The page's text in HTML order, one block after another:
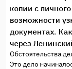
копии с
возможности
документах.
через
Обстоятельства
Это дело